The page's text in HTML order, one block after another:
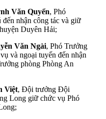
Văn Quyển, Phó
nhận công tác và giữ
Duyên Hải;
Văn Ngài, Phó Trưởng
và ngoại tuyến đến nhận
phòng Phòng An
Việt, Đội trưởng Đội
Long giữ chức vụ Phó